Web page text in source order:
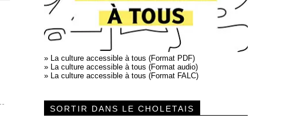
» La culture accessible à tous (Format PDF)
» La culture accessible à tous (Format audio)
» La culture accessible à tous (Format FALC)
SORTIR DANS LE CHOLETAIS